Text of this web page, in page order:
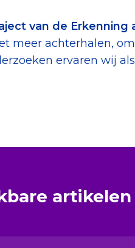
van de Erkenning
meer achterhalen,
ervaren wij
artikelen